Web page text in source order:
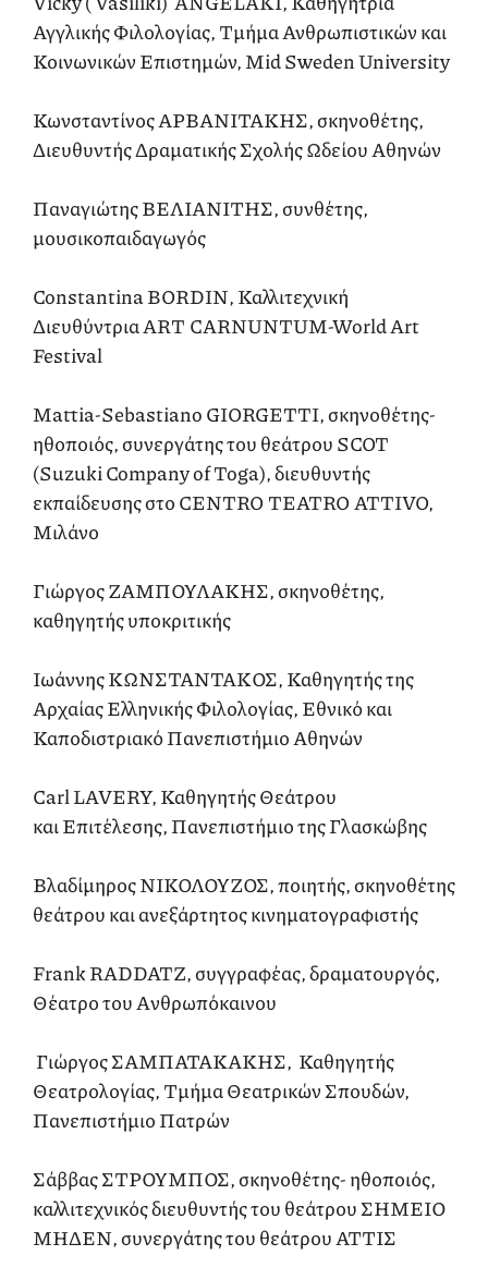
Αγγλικής Φιλολογίας, Τμήμα Ανθρωπιστικών και
Κοινωνικών Επιστημών, Mid Sweden University
Κωνσταντίνος ΑΡΒΑΝΙΤΑΚΗΣ, σκηνοθέτης,
Διευθυντής Δραματικής Σχολής Ωδείου Αθηνών
Παναγιώτης ΒΕΛΙΑΝΙΤΗΣ, συνθέτης,
μουσικοπαιδαγωγός
Constantina BORDIN, Καλλιτεχνική
Διευθύντρια ART CARNUNTUM-World Art
Festival
Mattia-Sebastiano GIORGETTI, σκηνοθέτης-
ηθοποιός, συνεργάτης του θεάτρου SCOT
(Suzuki Company of Toga), διευθυντής
εκπαίδευσης στο CENTRO TEATRO ATTIVO,
Μιλάνο
Γιώργος ΖΑΜΠΟΥΛΑΚΗΣ, σκηνοθέτης,
καθηγητής υποκριτικής
Ιωάννης ΚΩΝΣΤΑNTAKΟΣ, Καθηγητής της
Αρχαίας Ελληνικής Φιλολογίας, Εθνικό και
Καποδιστριακό Πανεπιστήμιο Αθηνών
Carl LAVERY, Καθηγητής Θεάτρου
και Επιτέλεσης, Πανεπιστήμιο της Γλασκώβης
Βλαδίμηρος ΝΙΚΟΛΟΥΖΟΣ, ποιητής, σκηνοθέτης
θεάτρου και ανεξάρτητος κινηματογραφιστής
Frank RADDATZ, συγγραφέας, δραματουργός,
Θέατρο του Aνθρωπόκαινου
Γιώργος ΣΑΜΠΑΤΑΚΑΚΗΣ, Καθηγητής
Θεατρολογίας, Τμήμα Θεατρικών Σπουδών,
Πανεπιστήμιο Πατρών
Σάββας ΣΤΡΟΥΜΠΟΣ, σκηνοθέτης- ηθοποιός,
καλλιτεχνικός διευθυντής του θεάτρου ΣΗΜΕΙΟ
ΜΗΔΕΝ, συνεργάτης του θεάτρου ΑΤΤΙΣ